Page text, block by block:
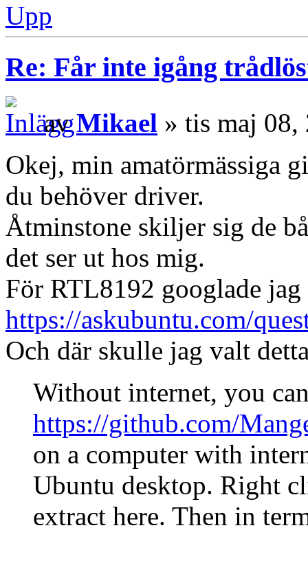
Upp
Re: Får inte igång
avMikael » tis maj 08,
Okej, min amatörmässiga
du behöver driver.
Åtminstone skiljer sig de
det ser ut hos mig.
För RTL8192 googlade jag
https://askubuntu.com/
Och där skulle jag valt
Without internet, you
https://github.com/
on a computer with
Ubuntu desktop. Right
extract here. Then in